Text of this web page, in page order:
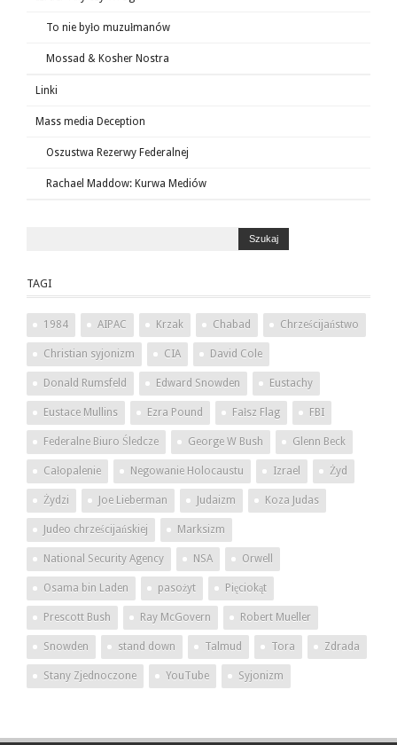
To nie było muzułmanów
Mossad & Kosher Nostra
Linki
Mass media Deception
Oszustwa Rezerwy Federalnej
Rachael Maddow: Kurwa Mediów
TAGI
1984 AIPAC Krzak Chabad Chrześcijaństwo
Christian syjonizm CIA David Cole
Donald Rumsfeld Edward Snowden Eustachy
Eustace Mullins Ezra Pound Fałsz Flag FBI
Federalne Biuro Śledcze George W Bush Glenn Beck
Całopalenie Negowanie Holocaustu Izrael Żyd
Żydzi Joe Lieberman Judaizm Koza Judas
Judeo chrześcijańskiej Marksizm
National Security Agency NSA Orwell
Osama bin Laden pasożyt Pięciokąt
Prescott Bush Ray McGovern Robert Mueller
Snowden stand down Talmud Tora Zdrada
Stany Zjednoczone YouTube Syjonizm